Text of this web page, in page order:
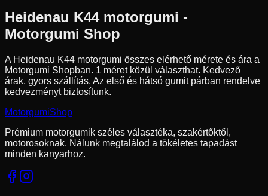
Heidenau K44motorgumi -
Motorgumi Shop
A Heidenau K44 motorgumi összes elérhető mérete és ára a
Motorgumi Shopban. 1 méret közül választhat. Kedvező
árak, gyors szállítás. Az első és hátsó gumit párban rendelve
kedvezményt biztosítunk.
MotorgumiShop
Prémium motorgumik széles választéka, szakértőktől,
motorosoknak. Nálunk megtalálod a tökéletes tapadást
minden kanyarhoz.